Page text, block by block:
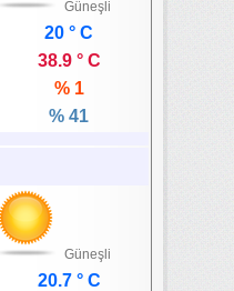
Güneşli
20 ° C
38.9 ° C
% 1
% 41
Güneşli
20.7 ° C